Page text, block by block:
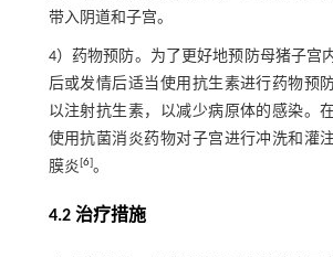
带入阴道和子宫。
4）药物预防。为了更好地预防母猪子宫
后或发情后适当使用抗生素进行药物预
以注射抗生素，以减少病原体的感染。
使用抗菌消炎药物对子宫进行冲洗和灌
膜炎[6]。
4.2 治疗措施